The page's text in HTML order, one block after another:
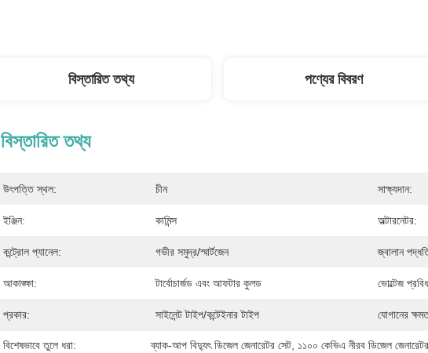
বিস্তারিত তথ্য পণ্যের বিবরণ
বিস্তারিত তথ্য
উৎপত্তি স্থল: চীন সাক্ষ্যদান:
ইঞ্জিন: কামিন্স অল্টারনেটর:
কন্ট্রোল প্যানেল: গভীর সমুদ্র/স্মার্টজেন জ্বালান
আকাঙ্ক্ষা: টার্বোচার্জড এবং আফটার কুলড ভোল্টেজ
প্রকার: সাইলেন্ট টাইপ/কন্টেইনার টাইপ যোগানের
বিশেষভাবে তুলে ধরা: ব্যাক-আপ বিদ্যুৎ ডিজেল জেনারেটর সেট ১১০০ কেভিএ নীরব ডিজেল